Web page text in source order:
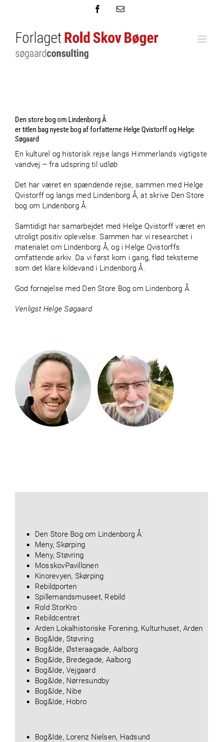
Facebook
E-
Den store bog om Lindenborg Å
er titlen bag nyeste bog af forfatterne Helge Qvistorff og Helge
Søgaard
En kulturel og historisk rejse langs Himmerlands vigtigste
vandvej – fra udspring til udløb
Det har været en spændende rejse, sammen med Helge
Qvistorff og langs med Lindenborg Å, at skrive Den Store
bog om Lindenborg Å.
Samtidigt har samarbejdet med Helge Qvistorff været en
utroligt positiv oplevelse. Sammen har vi researchet i
materialet om Lindenborg Å, og i Helge Qvistorffs
omfattende arkiv. Da vi først kom i gang, flød teksterne
som det klare kildevand i Lindenborg Å.
God fornøjelse med Den Store Bog om Lindenborg Å.
Venligst Helge Søgaard
Den Store Bog om Lindenborg Å:
Meny, Skørping
Meny, Støvring
MosskovPavillonen
Kinorevyen, Skørping
Rebildporten
Spillemandsmuseet, Rebild
Rold StorKro
Rebildcentret
Arden Lokalhistoriske Forening, Kulturhuset, Arden
Bog&Ide, Støvring
Bog&Ide, Østeraagade, Aalborg
Bog&Ide, Bredegade, Aalborg
Bog&Ide, Vejgaard
Bog&Ide, Nørresundby
Bog&Ide, Nibe
Bog&Ide, Hobro
Bog&Ide, Lorenz Nielsen, Hadsund